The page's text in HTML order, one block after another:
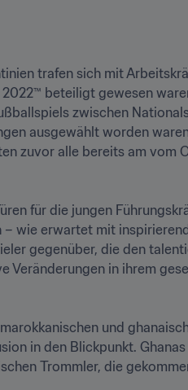
trafen sich mit
beteiligt gewesen
zwischen
ausgewählt worden
zuvor alle bereits am vom
für die jungen
wie erwartet mit
gegenüber, die den
in ihrem
und
in den Blickpunkt.
Trommler, die